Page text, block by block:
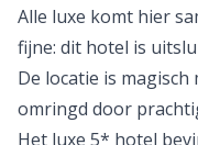
Alle luxe komt hier
fijne: dit hotel is
De locatie is
omringd door
Het luxe 5* hotel